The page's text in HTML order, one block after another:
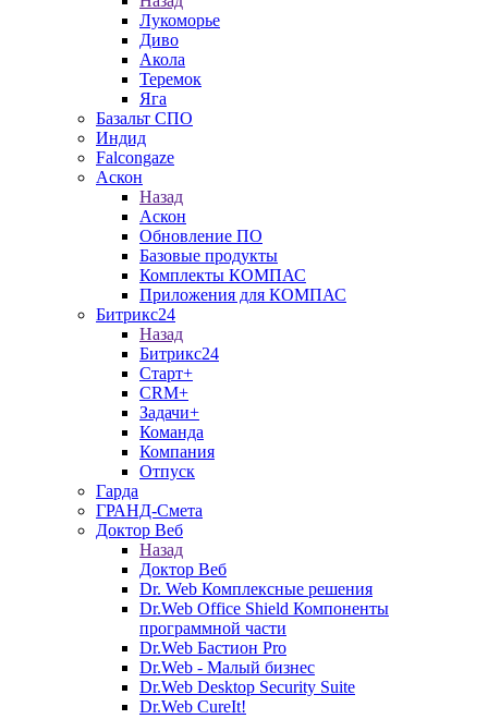
Лукоморье
Диво
Акола
Теремок
Яга
Базальт СПО
Индид
Falcongaze
Аскон
Назад
Аскон
Обновление ПО
Базовые продукты
Комплекты КОМПАС
Приложения для КОМПАС
Битрикс24
Назад
Битрикс24
Старт+
CRM+
Задачи+
Команда
Компания
Отпуск
Гарда
ГРАНД-Смета
Доктор Веб
Назад
Доктор Веб
Dr. Web Комплексные решения
Dr.Web Office Shield Компоненты
программной части
Dr.Web Бастион Pro
Dr.Web - Малый бизнес
Dr.Web Desktop Security Suite
Dr.Web CureIt!